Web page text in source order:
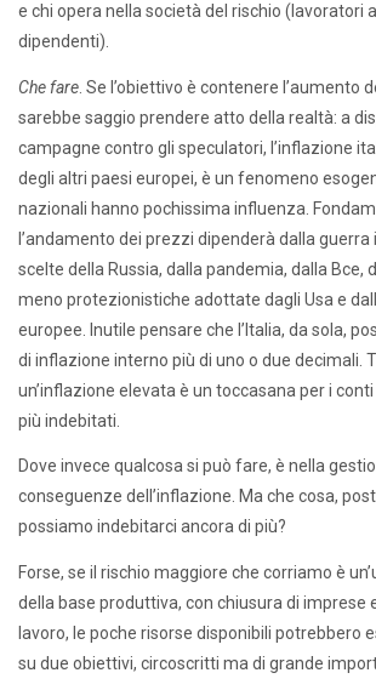
e chi opera nella società del rischio (lavoratori
dipendenti).
Che fare . Se l’obiettivo è contenere l’aumento
sarebbe saggio prendere atto della realtà: a
campagne contro gli speculatori, l’inflazione
degli altri paesi europei, è un fenomeno
nazionali hanno pochissima influenza.
l’andamento dei prezzi dipenderà dalla guerra
scelte della Russia, dalla pandemia, dalla Bce,
meno protezionistiche adottate dagli Usa e
europee. Inutile pensare che l’Italia, da sola,
di inflazione interno più di uno o due decimali.
un’inflazione elevata è un toccasana per i
più indebitati.
Dove invece qualcosa si può fare, è nella
conseguenze dell’inflazione. Ma che cosa,
possiamo indebitarci ancora di più?
Forse, se il rischio maggiore che corriamo è
della base produttiva, con chiusura di imprese
lavoro, le poche risorse disponibili potrebbero
su due obiettivi, circoscritti ma di grande